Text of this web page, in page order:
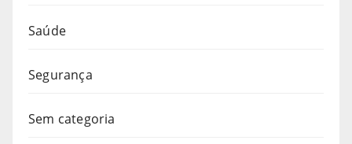
Saúde
Segurança
Sem categoria